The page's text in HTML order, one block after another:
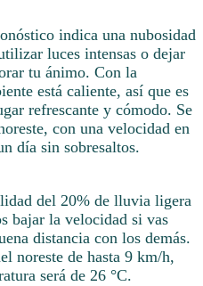
indica una nubosidad
luces intensas o dejar
tu ánimo. Con la
está caliente, así que es
refrescante y cómodo. Se
con una velocidad en
día sin sobresaltos.
del 20% de lluvia ligera
bajar la velocidad si vas
distancia con los demás.
noreste de hasta 9 km/h,
será de 26 °C.